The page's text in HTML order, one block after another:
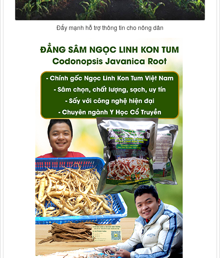
Đẩy mạnh hỗ trợ thông tin cho nông dân